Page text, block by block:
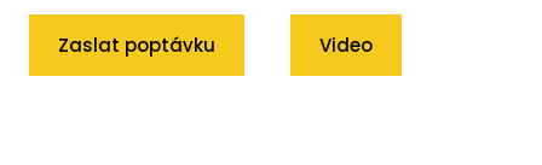
Zaslat poptávku Video